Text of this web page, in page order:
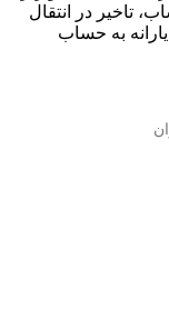
تاخیر در انتقال
به حساب